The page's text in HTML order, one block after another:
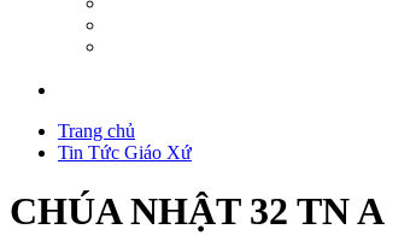
Trang chủ
Tin Tức Giáo Xứ
CHÚA NHẬT 32 TN A